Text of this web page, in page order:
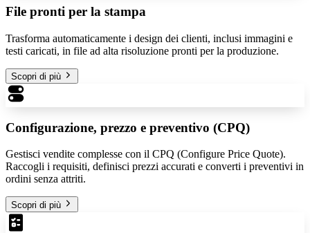
File pronti per la stampa
Trasforma automaticamente i design dei clienti, inclusi immagini e
testi caricati, in file ad alta risoluzione pronti per la produzione.
Scopri di più
Configurazione, prezzo e preventivo (CPQ)
Gestisci vendite complesse con il CPQ (Configure Price Quote).
Raccogli i requisiti, definisci prezzi accurati e converti i preventivi in
ordini senza attriti.
Scopri di più